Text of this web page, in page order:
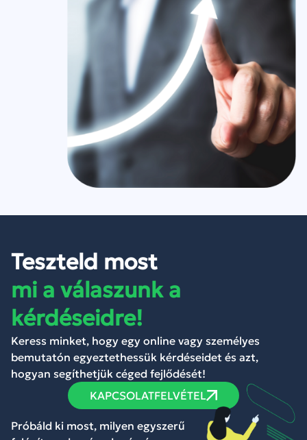
Teszteld most
mi a válaszunk a
kérdéseidre!
Keress minket, hogy egy online vagy személyes
bemutatón egyeztethessük kérdéseidet és azt,
hogyan segíthetjük céged fejlődését!
KAPCSOLATFELVÉTEL
Próbáld ki most, milyen egyszerű